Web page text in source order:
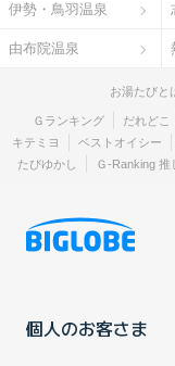
伊勢・鳥羽温泉
由布院温泉
お湯たびと
Ｇランキング だれどこ
キテミヨ
ベストオイシー
たびゆかし
Ｇ-Ranking 推
個人のお客さま